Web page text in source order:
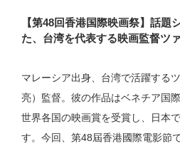
【第48回香港国際映画祭】話題
た、台湾を代表する映画監督ツ
マレーシア出身、台湾で活躍する
亮）監督。彼の作品はベネチア国
世界各国の映画賞を受賞し、日本
す。今回、第48屆香港國際電影節